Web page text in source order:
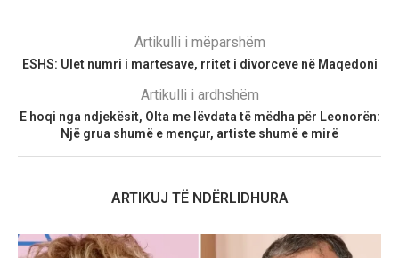
Artikulli i mëparshëm
ESHS: Ulet numri i martesave, rritet i divorceve në Maqedoni
Artikulli i ardhshëm
E hoqi nga ndjekësit, Olta me lëvdata të mëdha për Leonorën:
Një grua shumë e mençur, artiste shumë e mirë
ARTIKUJ TË NDËRLIDHURA